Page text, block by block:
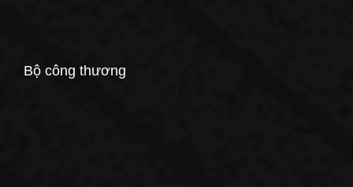
Bộ công thương